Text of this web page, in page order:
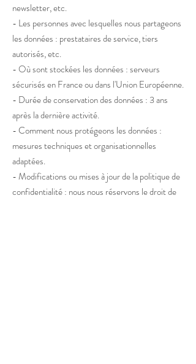
newsletter, etc.
- Les personnes avec lesquelles nous partageons
les données : prestataires de service, tiers
autorisés, etc.
- Où sont stockées les données : serveurs
sécurisés en France ou dans l'Union Européenne.
- Durée de conservation des données : 3 ans
après la dernière activité.
- Comment nous protégeons les données :
mesures techniques et organisationnelles
adaptées.
- Modifications ou mises à jour de la politique de
confidentialité : nous nous réservons le droit de